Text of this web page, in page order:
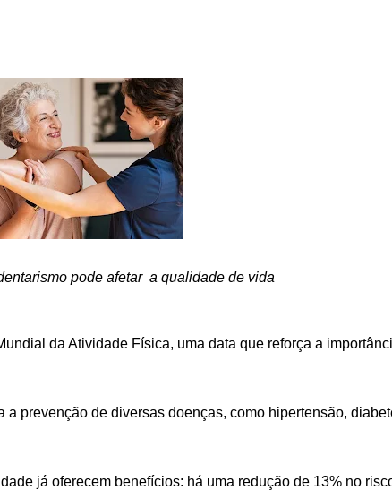
pode afetar  a qualidade de vida
da Atividade Física, uma data que reforça a
a prevenção de diversas doenças, como hipertensão,
já oferecem benefícios: há uma redução de 13% no